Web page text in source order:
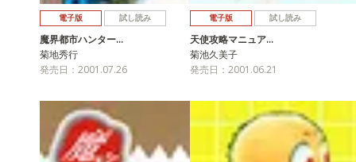
電子版 試し読み
魔界都市ハンター…
菊地秀行
発売日：2001.07.26
電子版 試し読み
天使攻略マニュア…
菊池久美子
発売日：2001.06.21